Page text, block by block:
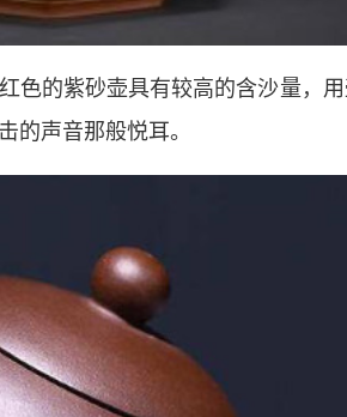
色的紫砂壶具有较高的含沙量，
的声音那般悦耳。